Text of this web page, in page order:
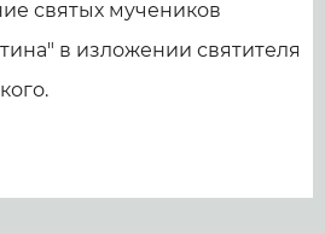
святых мучеников
в изложении святителя